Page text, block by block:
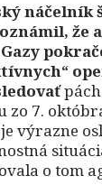
náčelník
že
zo 7.
výrazne
o tom